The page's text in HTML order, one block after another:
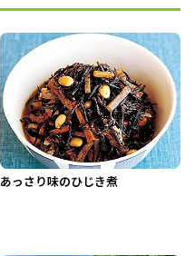
あっさり味のひじき煮